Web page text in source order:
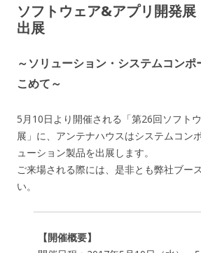
ソフトウェア&アプリ開発展
出展
～ソリューション・システムコン
こめて～
5月10日より開催される「第26回ソフト
展」に、アンテナハウスはシステムコン
ューション製品を出展します。
ご来場される際には、是非とも弊社ブー
い。
【開催概要】